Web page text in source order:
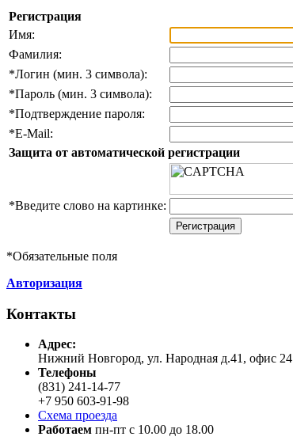
Регистрация
Имя:
Фамилия:
*Логин (мин. 3 символа):
*Пароль (мин. 3 символа):
*Подтверждение пароля:
*E-Mail:
Защита от автоматической регистрации
*Введите слово на картинке:
*Обязательные поля
Авторизация
Контакты
Адреc:
Нижний Новгород, ул. Народная д.41, офис 24
Телефоны
(831) 241-14-77
+7 950 603-91-98
Схема проезда
Работаем пн-пт с 10.00 до 18.00